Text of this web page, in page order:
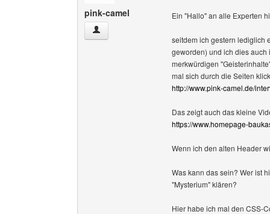
pink-camel
pink-camel Benutzer-Profile anzeigen
Ein "Hallo" an alle Experten
seitdem ich gestern lediglich
geworden) und ich dies
merkwürdigen
mal sich durch die Seiten
http://www.pink-camel.de/
Das zeigt auch das kleine
https://www.homepage-
Wenn ich den alten Header
Was kann das sein? Wer ist
"Mysterium" klären?
Hier habe ich mal den CSS-